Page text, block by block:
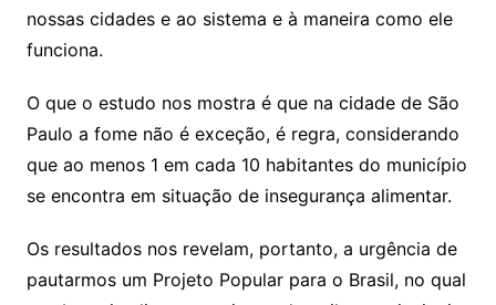
nossas cidades e ao sistema e à maneira como ele
funciona.
O que o estudo nos mostra é que na cidade de São
Paulo a fome não é exceção, é regra, considerando
que ao menos 1 em cada 10 habitantes do município
se encontra em situação de insegurança alimentar.
Os resultados nos revelam, portanto, a urgência de
pautarmos um Projeto Popular para o Brasil, no qual